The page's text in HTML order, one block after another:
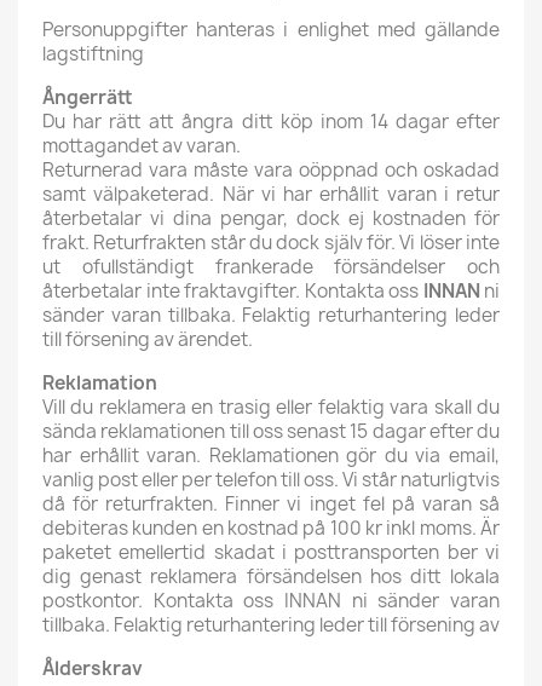
Personuppgifter hanteras i enlighet med gällande
lagstiftning
Ångerrätt
Du har rätt att ångra ditt köp inom 14 dagar efter
mottagandet av varan.
Returnerad vara måste vara oöppnad och oskadad
samt välpaketerad. När vi har erhållit varan i retur
återbetalar vi dina pengar, dock ej kostnaden för
frakt. Returfrakten står du dock själv för. Vi löser inte
ut ofullständigt frankerade försändelser och
återbetalar inte fraktavgifter. Kontakta oss INNAN ni
sänder varan tillbaka. Felaktig returhantering leder
till försening av ärendet.
Reklamation
Vill du reklamera en trasig eller felaktig vara skall du
sända reklamationen till oss senast 15 dagar efter du
har erhållit varan. Reklamationen gör du via email,
vanlig post eller per telefon till oss. Vi står naturligtvis
då för returfrakten. Finner vi inget fel på varan så
debiteras kunden en kostnad på 100 kr inkl moms. Är
paketet emellertid skadat i posttransporten ber vi
dig genast reklamera försändelsen hos ditt lokala
postkontor. Kontakta oss INNAN ni sänder varan
tillbaka. Felaktig returhantering leder till försening av
Ålderskrav